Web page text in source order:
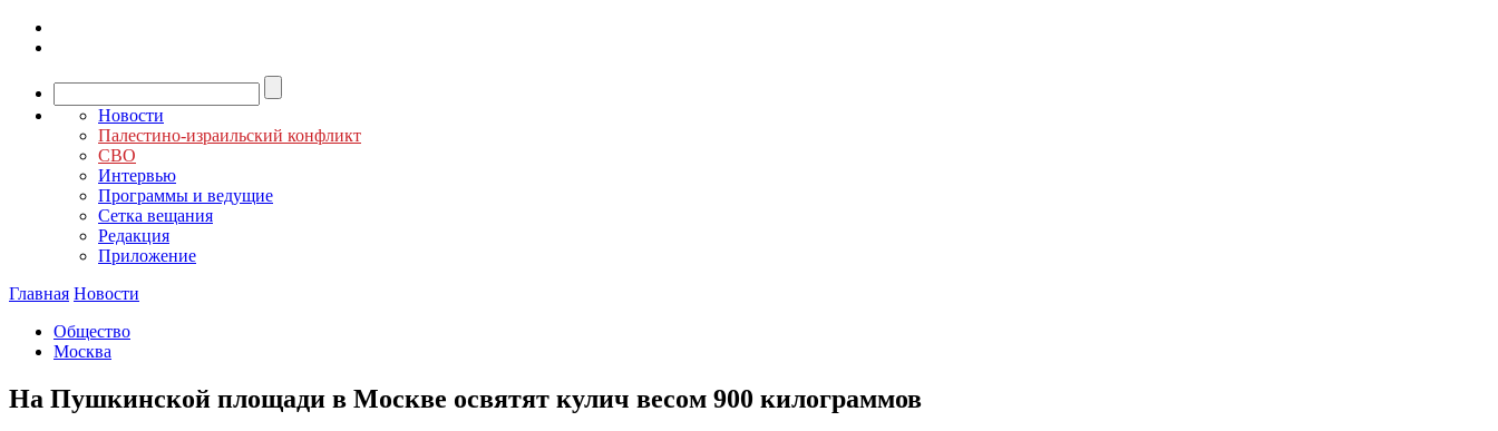
Новости
Палестино-израильский конфликт
СВО
Интервью
Программы и ведущие
Сетка вещания
Редакция
Приложение
Главная Новости
Общество
Москва
На Пушкинской площади в Москве освятят кулич весом 900 килограммов